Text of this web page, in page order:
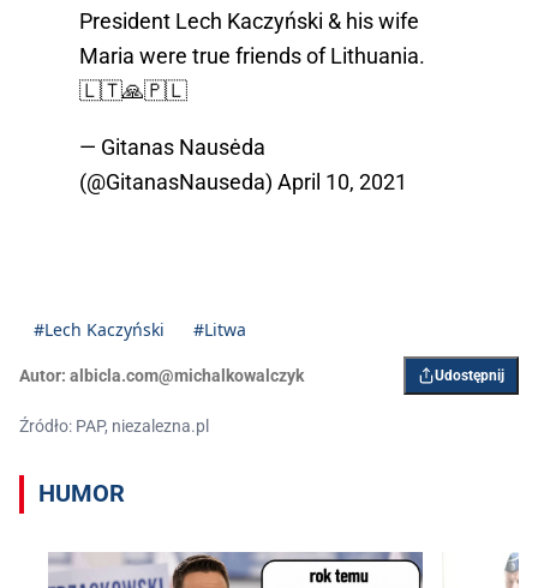
President Lech Kaczyński & his wife
Maria were true friends of Lithuania.
🇱🇹🙏🇵🇱
— Gitanas Nausėda
(@GitanasNauseda) April 10, 2021
#Lech Kaczyński #Litwa
Autor: albicla.com@michalkowalczyk Udostępnij
Źródło: PAP, niezalezna.pl
HUMOR